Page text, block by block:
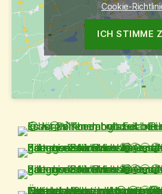
Cookie-
ICH STIMME